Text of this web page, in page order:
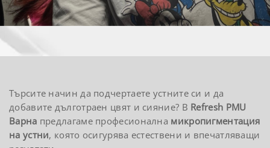
Търсите начин да подчертаете устните си и да
добавите дълготраен цвят и сияние? В Refresh PMU
Варна предлагаме професионална микропигментация
на устни, която осигурява естествени и впечатляващи